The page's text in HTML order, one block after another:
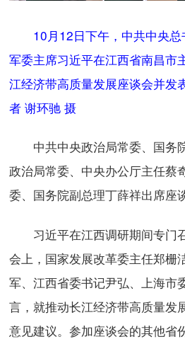
10月12日下午，中共中央
军委主席习近平在江西省南昌市
江经济带高质量发展座谈会并发
者 谢环驰 摄
中共中央政治局常委、国务
政治局常委、中央办公厅主任蔡
委、国务院副总理丁薛祥出席座
习近平在江西调研期间专门
会上，国家发展改革委主任郑栅
军、江西省委书记尹弘、上海市
言，就推动长江经济带高质量发
意见建议。参加座谈会的其他省